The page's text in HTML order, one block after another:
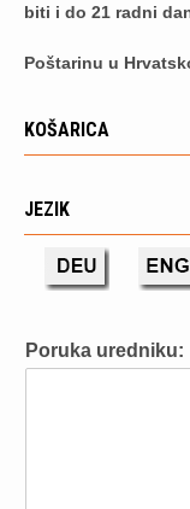
biti i do 21 radni
Poštarinu u
KOŠARICA
JEZIK
Poruka uredniku: